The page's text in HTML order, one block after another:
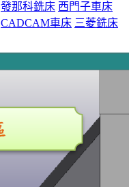
發那科銑床 西門子車床
CADCAM車床 三菱銑床